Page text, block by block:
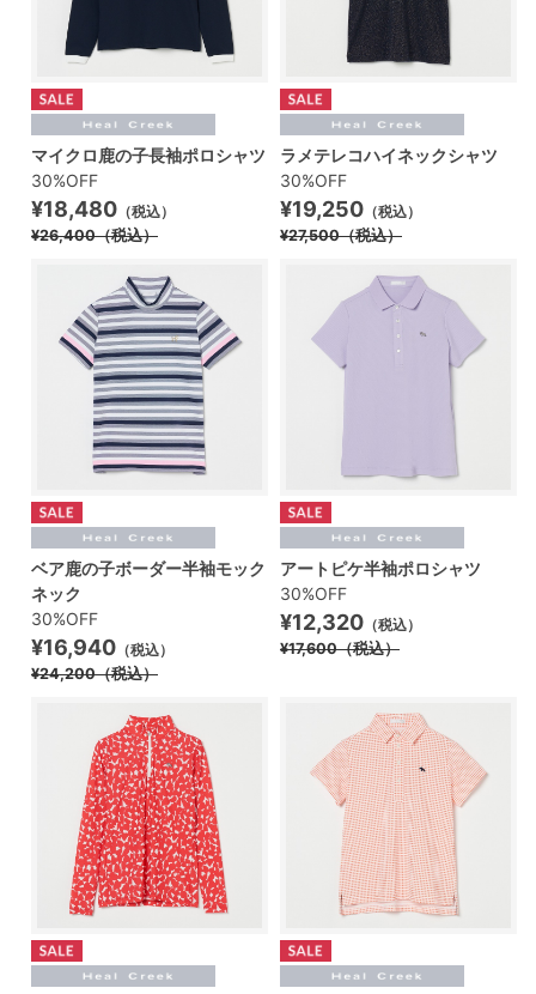
マイクロ鹿の子長袖ポロシャツ
30%OFF
¥18,480 （税込）
¥26,400（税込）
ラメテレコハイネックシャツ
30%OFF
¥19,250 （税込）
¥27,500（税込）
ベア鹿の子ボーダー半袖モック
ネック
30%OFF
¥16,940 （税込）
¥24,200（税込）
アートピケ半袖ポロシャツ
30%OFF
¥12,320 （税込）
¥17,600（税込）